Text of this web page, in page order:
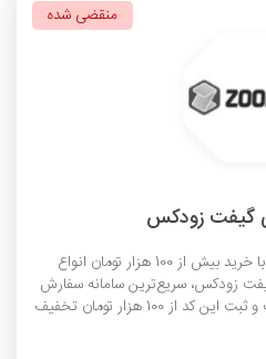
به مناسبت روز مادر شما می‌توانید با خرید بیش از 100 هزار تومان انواع
زودکس، سریع‌ترین سامانه سفارش
آنلاین غذا، فست فود و سوپرمارکت و ثبت این کد از 100 هزار تومان تخفیف
منقضی شده